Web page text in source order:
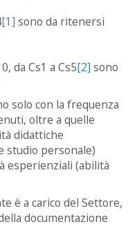
[1] sono da ritenersi
da Cs1 a Cs5[2] sono
solo con la frequenza
oltre a quelle
didattiche
studio personale)
esperienziali (abilità
è a carico del Settore,
documentazione